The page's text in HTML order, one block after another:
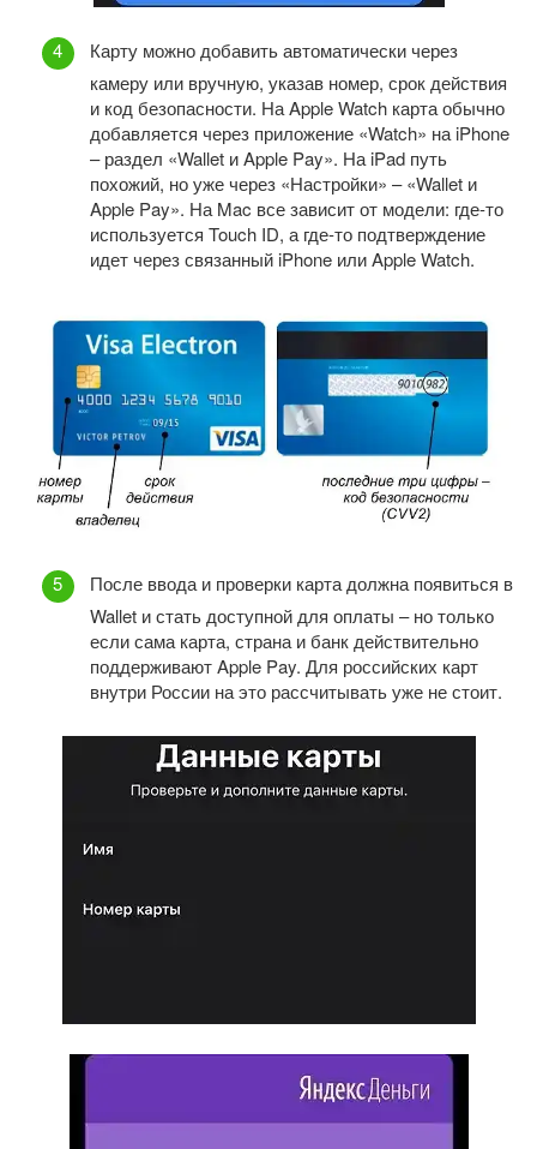
Карту можно добавить автоматически через
камеру или вручную, указав номер, срок действия
и код безопасности. На Apple Watch карта обычно
добавляется через приложение «Watch» на iPhone
– раздел «Wallet и Apple Pay». На iPad путь
похожий, но уже через «Настройки» – «Wallet и
Apple Pay». На Mac все зависит от модели: где-то
используется Touch ID, а где-то подтверждение
идет через связанный iPhone или Apple Watch.
После ввода и проверки карта должна появиться в
Wallet и стать доступной для оплаты – но только
если сама карта, страна и банк действительно
поддерживают Apple Pay. Для российских карт
внутри России на это рассчитывать уже не стоит.